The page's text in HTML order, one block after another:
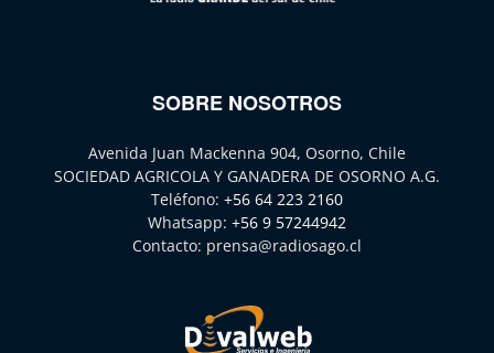
SOBRE NOSOTROS
Avenida Juan Mackenna 904, Osorno, Chile
SOCIEDAD AGRICOLA Y GANADERA DE OSORNO A.G.
Teléfono: +56 64 223 2160
Whatsapp: +56 9 57244942
Contacto: prensa@radiosago.cl